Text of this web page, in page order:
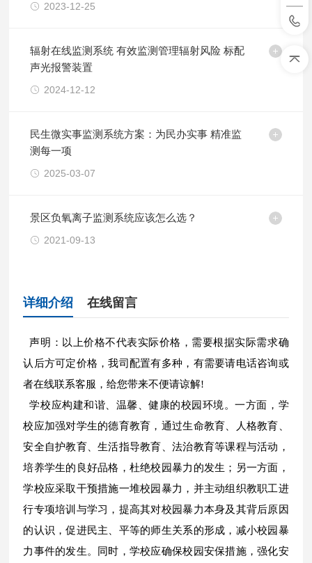
2023-12-25
辐射在线监测系统 有效监测管理辐射风险 标配
声光报警装置
2024-12-12
民生微实事监测系统方案：为民办实事 精准监
测每一项
2025-03-07
景区负氧离子监测系统应该怎么选？
2021-09-13
详细介绍 在线留言
声明：以上价格不代表实际价格，需要根据实际需求确
认后方可定价格，我司配置有多种，有需要请电话咨询或
者在线联系客服，给您带来不便请谅解!
学校应构建和谐、温馨、健康的校园环境。一方面，学
校应加强对学生的德育教育，通过生命教育、人格教育、
安全自护教育、生活指导教育、法治教育等课程与活动，
培养学生的良好品格，杜绝校园暴力的发生；另一方面，
学校应采取干预措施一堆校园暴力，并主动组织教职工进
行专项培训与学习，提高其对校园暴力本身及其背后原因
的认识，促进民主、平等的师生关系的形成，减小校园暴
力事件的发生。同时，学校应确保校园安保措施，强化安